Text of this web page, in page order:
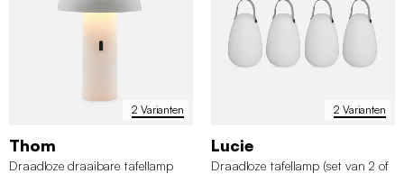
2 Varianten
Thom
Draadloze draaibare tafellamp
2 Varianten
Lucie
Draadloze tafellamp (set van 2 of